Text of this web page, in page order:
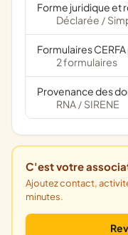
Forme juridique et
Déclarée /
Formulaires
2 formulaires
Provenance des
RNA / SIRENE
C'est votre
Ajoutez contact, activités, photos et annonces. Gratuit, en 5
minutes.